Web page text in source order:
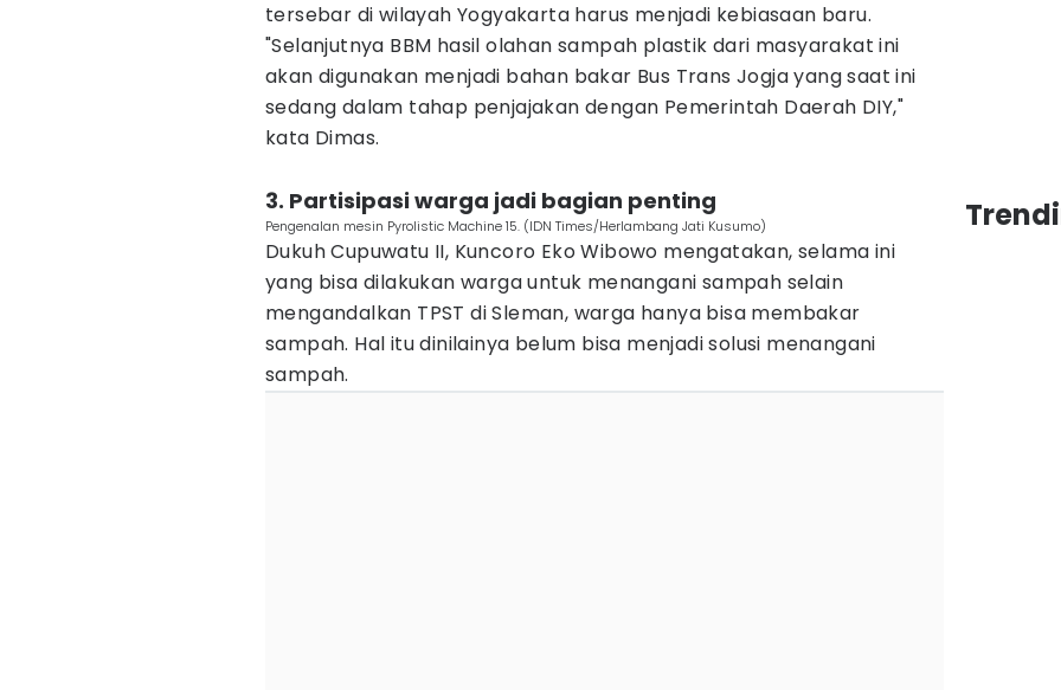
tersebar di wilayah Yogyakarta harus menjadi kebiasaan baru.
"Selanjutnya BBM hasil olahan sampah plastik dari masyarakat ini
akan digunakan menjadi bahan bakar Bus Trans Jogja yang saat ini
sedang dalam tahap penjajakan dengan Pemerintah Daerah DIY,"
kata Dimas.
3. Partisipasi warga jadi bagian penting
Pengenalan mesin Pyrolistic Machine 15. (IDN Times/Herlambang Jati Kusumo)
Dukuh Cupuwatu II, Kuncoro Eko Wibowo mengatakan, selama ini
yang bisa dilakukan warga untuk menangani sampah selain
mengandalkan TPST di Sleman, warga hanya bisa membakar
sampah. Hal itu dinilainya belum bisa menjadi solusi menangani
sampah.